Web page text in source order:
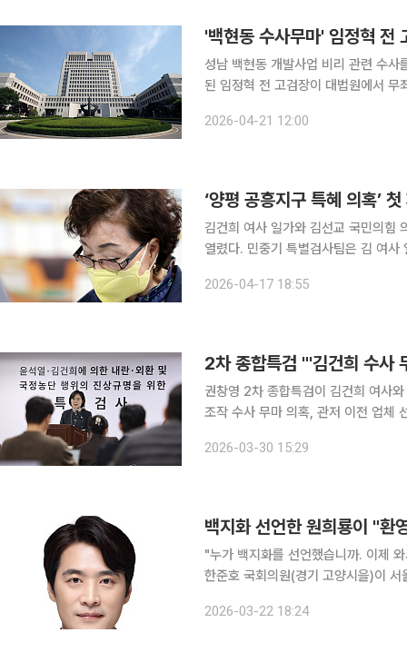
'백현동 수사무마' 임정혁 전
성남 백현동 개발사업 비리 관련 수사
된 임정혁 전 고검장이 대법원에서 무죄 확정판결을 받았다.
2026-04-21 12:00
‘양평 공흥지구 특혜 의혹’
김건희 여사 일가와 김선교 국민의힘
열렸다. 민중기 특별검사팀은 김 여
오후 김 여사의 어머니 최은순 씨와
2026-04-17 18:55
2차 종합특검 "'김건희 수사
권창영 2차 종합특검이 김건희 여사
조작 수사 무마 의혹, 관저 이전 업체
30일 오후 과천 사무실에서 브리핑을
2026-03-30 15:29
백지화 선언한 원희룡이 "
"누가 백지화를 선언했습니까. 이제 와서 환영입니까." 22일 더불어
한준호 국회의원(경기 고양시을)이
해놓고 이제 와서 환영을 말하는 것은
2026-03-22 18:24